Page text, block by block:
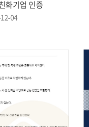
화기업 인증
04